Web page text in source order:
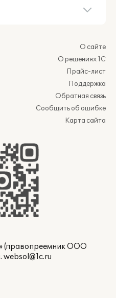
О сайте
О решениях 1С
Прайс-лист
Поддержка
Обратная связь
Сообщить об ошибке
Карта сайта
(правопреемник ООО
websol@1c.ru